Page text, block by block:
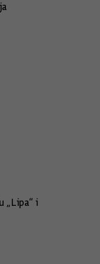
„Lipa“ i